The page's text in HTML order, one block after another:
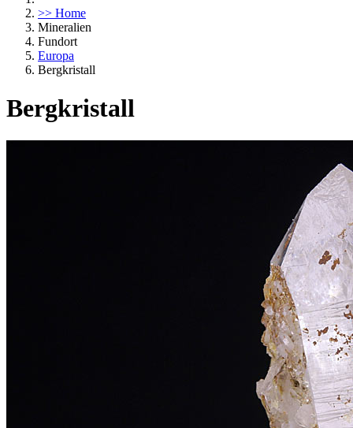
>> Home
Mineralien
Fundort
Europa
Bergkristall
Bergkristall